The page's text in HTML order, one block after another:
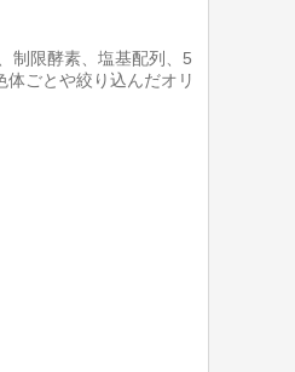
制限酵素、塩基配列、5
ごとや絞り込んだオリ